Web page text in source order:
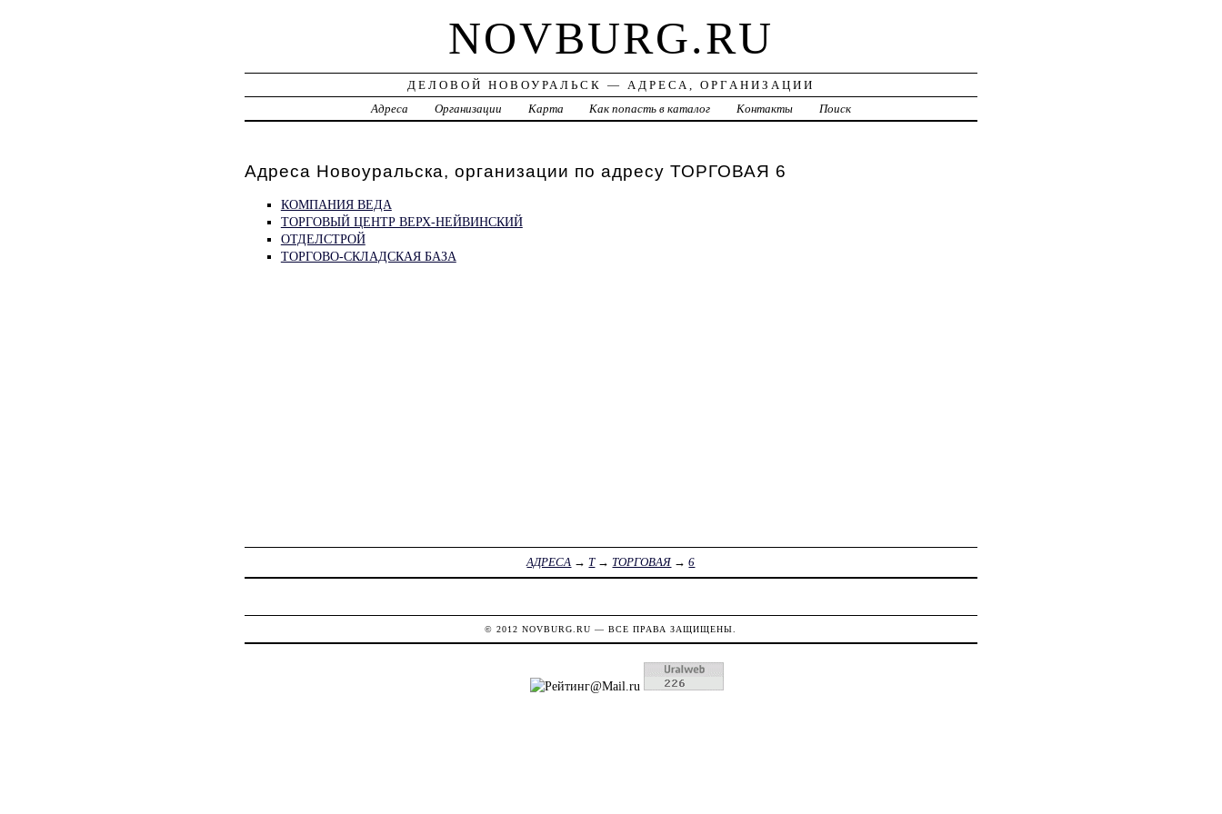
NOVBURG.RU
ДЕЛОВОЙ НОВОУРАЛЬСК — АДРЕСА, ОРГАНИЗАЦИИ
Адреса
Организации Карта Как попасть в каталог Контакты Поиск
Адреса Новоуральска, организации по адресу ТОРГОВАЯ 6
КОМПАНИЯ ВЕДА
ТОРГОВЫЙ ЦЕНТР ВЕРХ-НЕЙВИНСКИЙ
ОТДЕЛСТРОЙ
ТОРГОВО-СКЛАДСКАЯ БАЗА
АДРЕСА → Т→ ТОРГОВАЯ →6
© 2012NOVBURG.RU — ВСЕ ПРАВА ЗАЩИЩЕНЫ.